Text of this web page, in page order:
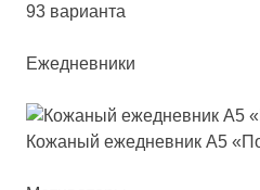
93 варианта
Ежедневники
Кожа­ный ежед­нев­ник А5